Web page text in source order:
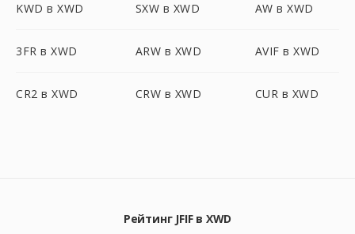
KWD в XWD SXW в XWD AW в XWD
3FR в XWD ARW в XWD AVIF в XWD
CR2 в XWD CRW в XWD CUR в XWD
Рейтинг JFIF в XWD